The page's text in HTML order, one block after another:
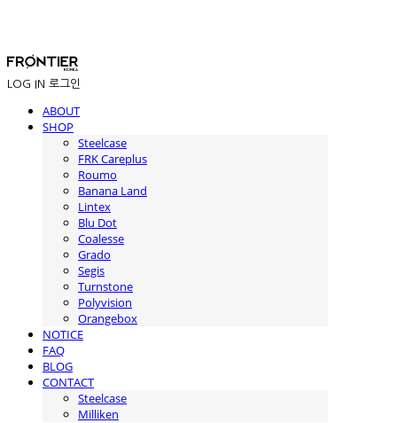
LOG IN 로그인
ABOUT
SHOP
Steelcase
FRK Careplus
Roumo
Banana Land
Lintex
Blu Dot
Coalesse
Grado
Segis
Turnstone
Polyvision
Orangebox
NOTICE
FAQ
BLOG
CONTACT
Steelcase
Milliken